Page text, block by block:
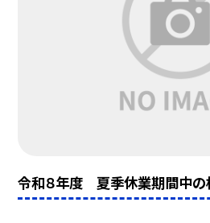
令和８年度 夏季休業期間中の